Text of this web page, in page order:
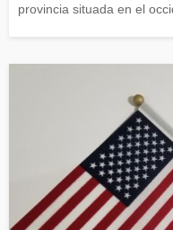
provincia situada en el